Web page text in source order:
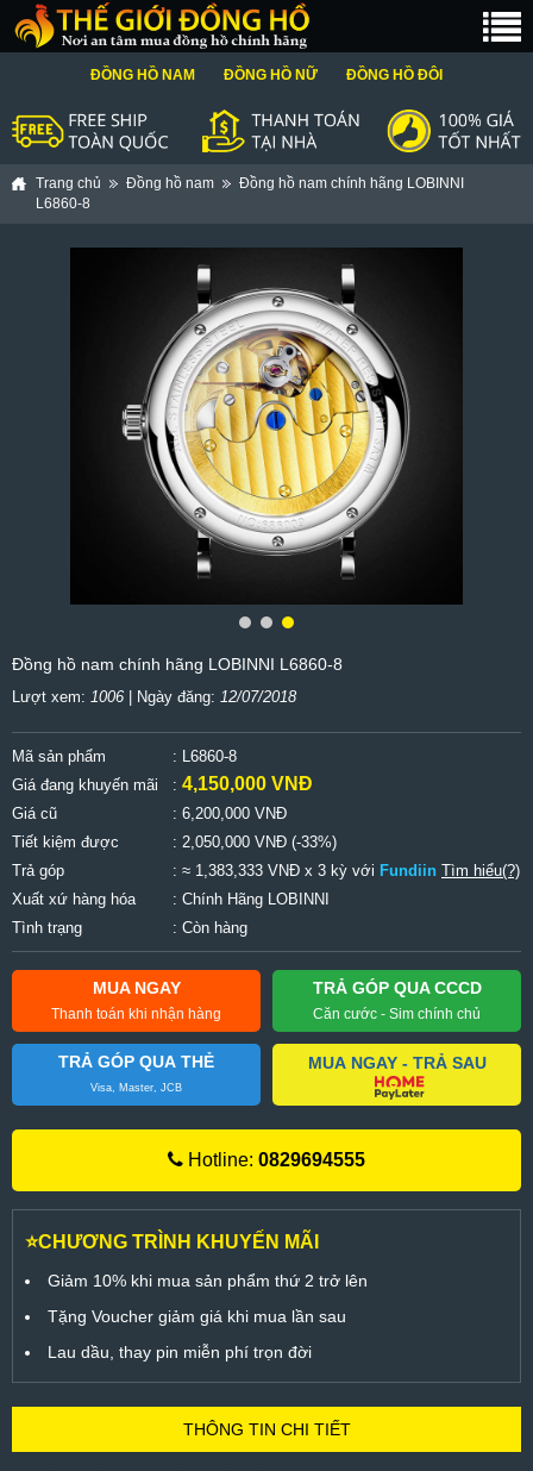
ĐỒNG HỒ NAM ĐỒNG HỒ NỮ ĐỒNG HỒ ĐÔI
Trang chủ Đồng hồ nam
Đồng hồ nam chính hãng LOBINNI
L6860-8
Đồng hồ nam chính hãng LOBINNI L6860-8
Lượt xem: 1006 | Ngày đăng: 12/07/2018
Mã sản phẩm
: L6860-8
Giá đang khuyến mãi
: 4,150,000 VNĐ
Giá cũ : 6,200,000 VNĐ
Tiết kiệm được
: 2,050,000 VNĐ (-33%)
Trả góp
: ≈ 1,383,333 VNĐ x 3 kỳ với Fundiin Tìm hiểu(?)
Xuất xứ hàng hóa
: Chính Hãng LOBINNI
Tình trạng
: Còn hàng
MUA NGAY
Thanh toán khi nhận hàng
TRẢ GÓP QUA CCCD
Căn cước - Sim chính chủ
TRẢ GÓP QUA THẺ
Visa, Master, JCB
MUA NGAY - TRẢ SAU
Hotline: 0829694555
⭐CHƯƠNG TRÌNH KHUYẾN MÃI
Giảm 10% khi mua sản phẩm thứ 2 trở lên
Tặng Voucher giảm giá khi mua lần sau
Lau dầu, thay pin miễn phí trọn đời
THÔNG TIN CHI TIẾT